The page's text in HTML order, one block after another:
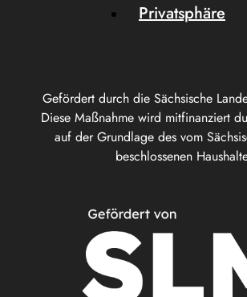
Gefördert durch die Sächsische
Diese Maßnahme wird mitfinanziert
auf der Grundlage des vom
beschlossenen
Privatsphäre